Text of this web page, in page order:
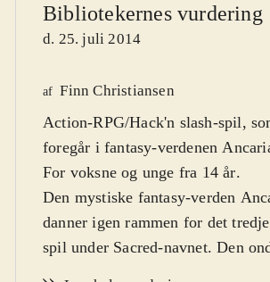
Bibliotekernes vurdering
d. 25. juli 2014
af Finn Christiansen
Action-RPG/Hack'n slash-spil,
foregår i fantasy-verdenen
For voksne og unge fra 14 år.
Den mystiske fantasy-verden
danner igen rammen for det tredje
spil under Sacred-navnet. Den